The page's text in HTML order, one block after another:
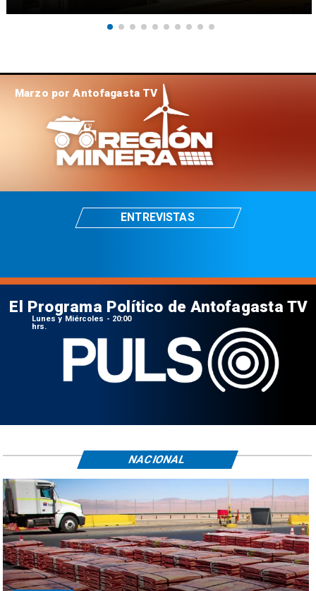
Marzo por Antofagasta TV
ENTREVISTAS
El Programa Político de Antofagasta TV
Lunes y Miércoles - 20:00
hrs.
NACIONAL